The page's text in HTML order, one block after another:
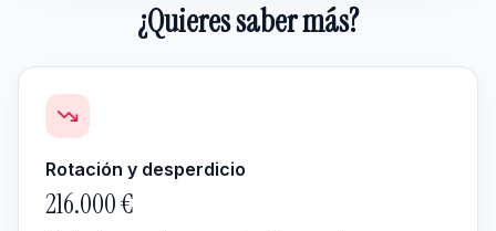
¿Quieres saber más?
Rotación y desperdicio
216.000 €